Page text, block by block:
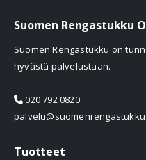
Suomen Rengastukku
Suomen Rengastukku on
hyvästä palvelustaan.
020 792 0820
Tuotteet